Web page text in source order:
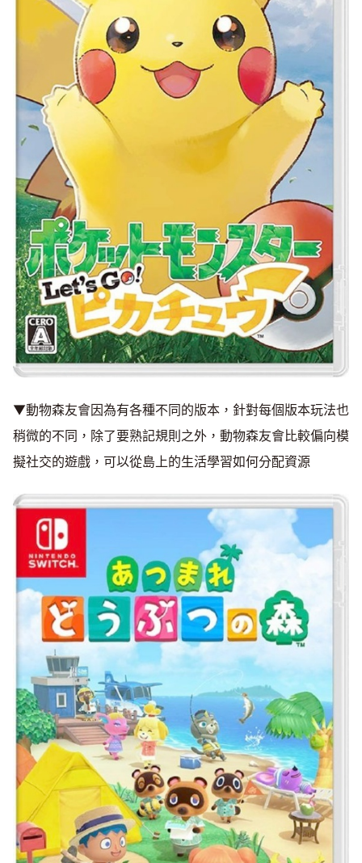
▼動物森友會因為有各種不同的版本，針對每個版本玩法也
稍微的不同，除了要熟記規則之外，動物森友會比較偏向模
擬社交的遊戲，可以從島上的生活學習如何分配資源